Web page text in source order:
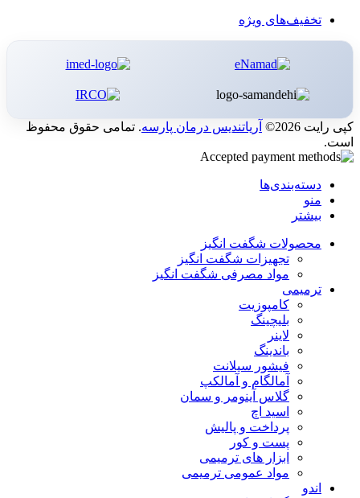
تخفیف‌های ویژه
کپی رایت 2026© آریاتندیس درمان پارسه. تمامی حقوق محفوظ
است.
دسته‌بندی‌ها
منو
بیشتر
محصولات شگفت انگیز
تجهیزات شگفت انگیز
مواد مصرفی شگفت انگیز
ترمیمی
کامپوزیت
بلیچینگ
لاینر
باندینگ
فیشور سیلانت
آمالگام و آمالکپ
گلاس آینومر و سمان
اسید اچ
پرداخت و پالیش
پست و کور
ابزار های ترمیمی
مواد عمومی ترمیمی
اندو